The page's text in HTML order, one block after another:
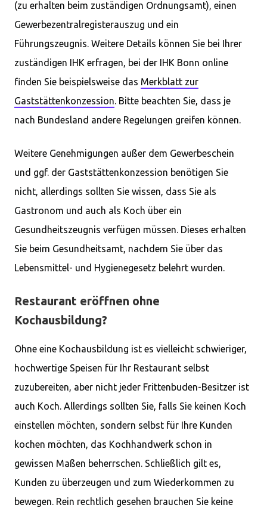
(zu erhalten beim zuständigen Ordnungsamt), einen
Gewerbezentralregisterauszug und ein
Führungszeugnis. Weitere Details können Sie bei Ihrer
zuständigen IHK erfragen, bei der IHK Bonn online
finden Sie beispielsweise das Merkblatt zur
Gaststättenkonzession. Bitte beachten Sie, dass je
nach Bundesland andere Regelungen greifen können.
Weitere Genehmigungen außer dem Gewerbeschein
und ggf. der Gaststättenkonzession benötigen Sie
nicht, allerdings sollten Sie wissen, dass Sie als
Gastronom und auch als Koch über ein
Gesundheitszeugnis verfügen müssen. Dieses erhalten
Sie beim Gesundheitsamt, nachdem Sie über das
Lebensmittel- und Hygienegesetz belehrt wurden.
Restaurant eröffnen ohne
Kochausbildung?
Ohne eine Kochausbildung ist es vielleicht schwieriger,
hochwertige Speisen für Ihr Restaurant selbst
zuzubereiten, aber nicht jeder Frittenbuden-Besitzer ist
auch Koch. Allerdings sollten Sie, falls Sie keinen Koch
einstellen möchten, sondern selbst für Ihre Kunden
kochen möchten, das Kochhandwerk schon in
gewissen Maßen beherrschen. Schließlich gilt es,
Kunden zu überzeugen und zum Wiederkommen zu
bewegen. Rein rechtlich gesehen brauchen Sie keine